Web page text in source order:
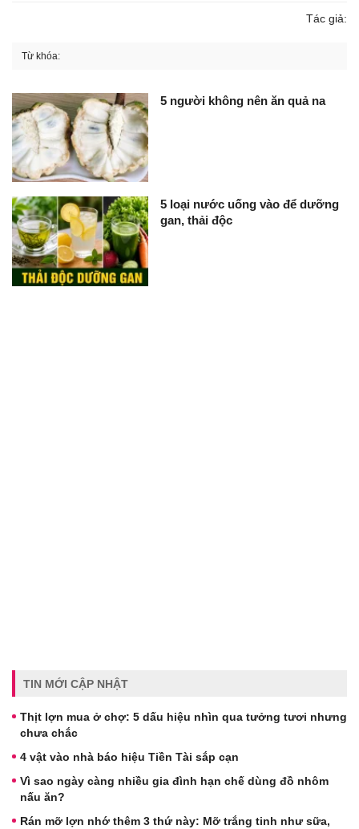
Tác giả:
Từ khóa:
5 người không nên ăn quả na
5 loại nước uống vào để dưỡng
gan, thải độc
TIN MỚI CẬP NHẬT
Thịt lợn mua ở chợ: 5 dấu hiệu nhìn qua tưởng tươi nhưng
chưa chắc
4 vật vào nhà báo hiệu Tiền Tài sắp cạn
Vì sao ngày càng nhiều gia đình hạn chế dùng đồ nhôm
nấu ăn?
Rán mỡ lợn nhớ thêm 3 thứ này: Mỡ trắng tinh như sữa,